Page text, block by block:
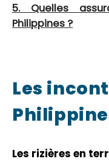
5. Quelles
Philippines ?
Les
Les rizières en